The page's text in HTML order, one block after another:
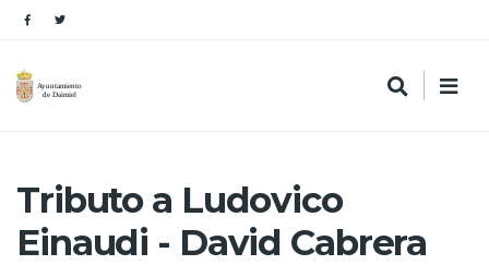
Tributo a Ludovico
Einaudi - David Cabrera